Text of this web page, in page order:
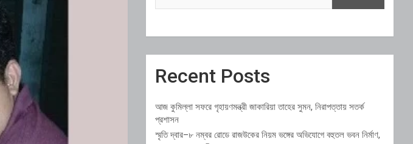
Recent Posts
আজ কুমিল্লা সফরে গৃহায়ণমন্ত্রী জাকারিয়া তাহের সুমন, নিরাপত্তায় সতর্ক
প্রশাসন
স্মৃতি দ্বার–৮ নম্বর রোডে রাজউকের নিয়ম ভঙ্গের অভিযোগে বহুতল ভবন নির্মাণ,